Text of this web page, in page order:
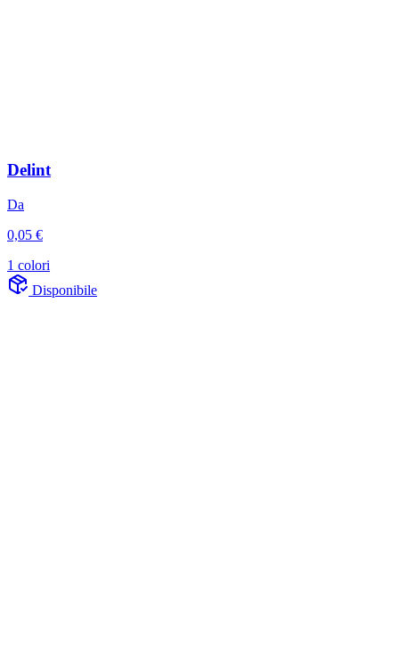
Delint
Da
0,05 €
1 colori
Disponibile